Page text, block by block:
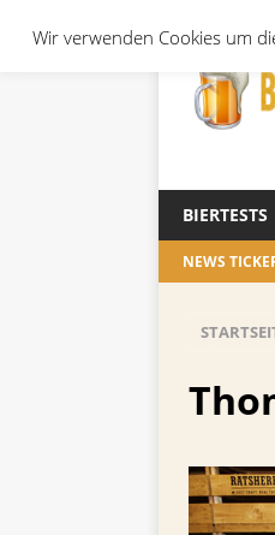
BIERTESTS
NEWS
Wir verwenden Cookies um